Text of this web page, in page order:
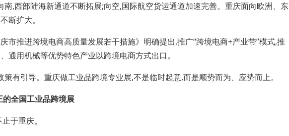
,西部陆海新通道不断拓展;向空,国际航空货运通道加速完善。重庆面向欧洲、东
断扩大。
推进跨境电商高质量发展若干措施》明确提出,推广“跨境电商+产业带”模式,推
通用机械等优势特色产业以跨境电商方式出口。
引导。重庆做工业品跨境专业展,不是临时起意,而是顺势而为、应势而上。
全国工业品跨境展
于重庆。